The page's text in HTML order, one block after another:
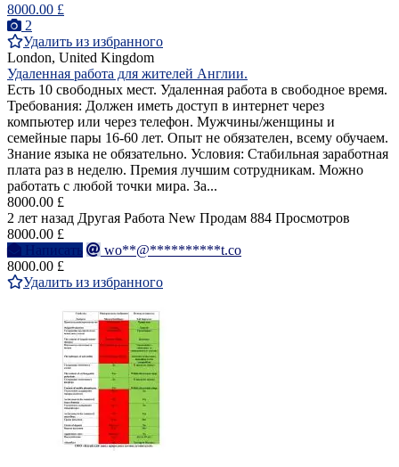
8000.00 £
2
Удалить из избранного
London, United Kingdom
Удаленная работа для жителей Англии.
Есть 10 свободных мест. Удаленная работа в свободное время.
Требования: Должен иметь доступ в интернет через
компьютер или через телефон. Мужчины/женщины и
семейные пары 16-60 лет. Опыт не обязателен, всему обучаем.
Знание языка не обязательно. Условия: Стабильная заработная
плата раз в неделю. Премия лучшим сотрудникам. Можно
работать с любой точки мира. За...
8000.00 £
2 лет назад Другая Работа New Продам 884 Просмотров
8000.00 £
Написать
wo**@**********t.co
8000.00 £
Удалить из избранного